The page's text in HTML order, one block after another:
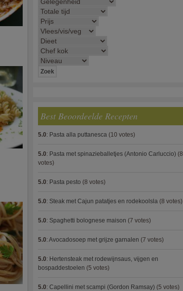
Best Beoordeelde Recepten
5.0: Pasta alla puttanesca (10 votes)
5.0: Pasta met spinazieballetjes (Antonio Carluccio) (8
votes)
5.0: Pasta pesto (8 votes)
5.0: Steak met Cajun patatjes en rodekoolsla (8 votes)
5.0: Spaghetti bolognese maison (7 votes)
5.0: Avocadosoep met grijze garnalen (7 votes)
5.0: Hertensteak met rodewijnsaus, vijgen en
bospaddestoelen (5 votes)
5.0: Capellini met scampi (Gordon Ramsay) (5 votes)